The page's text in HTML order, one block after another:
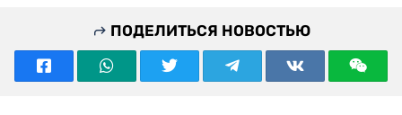
ПОДЕЛИТЬСЯ НОВОСТЬЮ